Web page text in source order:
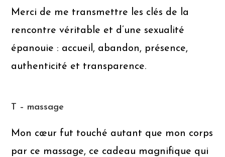
Merci de me transmettre les clés de la
rencontre véritable et d’une sexualité
épanouie : accueil, abandon, présence,
authenticité et transparence.
T – massage
Mon cœur fut touché autant que mon corps
par ce massage, ce cadeau magnifique qui